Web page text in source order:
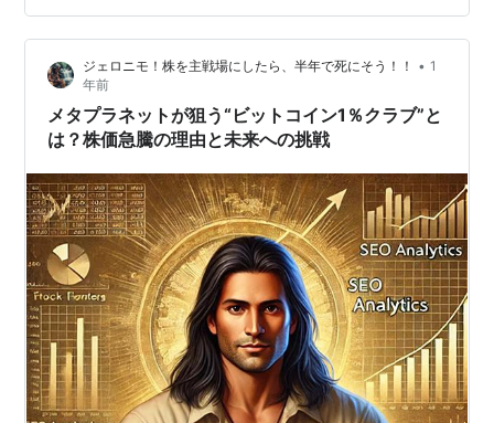
です。 🧩メタプラネットって何だったの？ メタプラネッ
トは、もともとアニメ関連の会社でしたが、2023年頃か
ら突然、ビットコイン関連に事業転換。そ…
ジェロニモ！株を主戦場にしたら、半年で死にそう！！ • 1
年前
メタプラネットが狙う“ビットコイン1％クラブ”と
は？株価急騰の理由と未来への挑戦